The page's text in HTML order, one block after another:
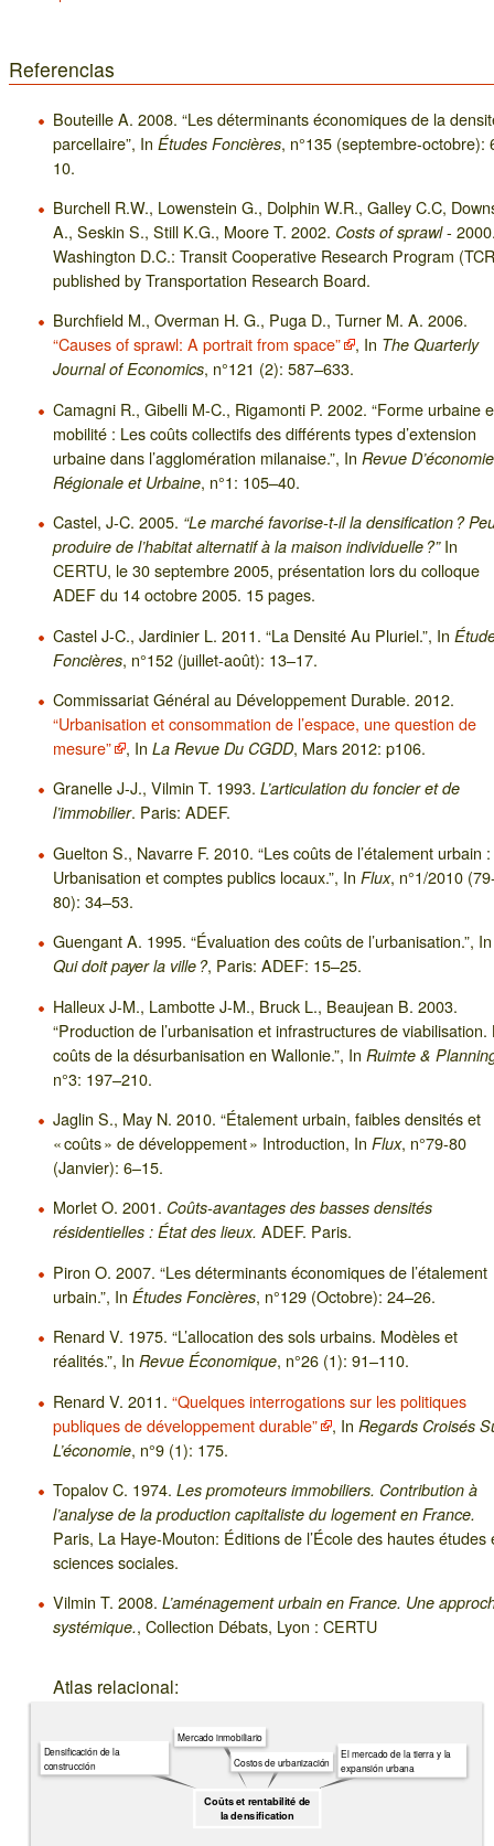
Referencias
Bouteille A. 2008. “Les déterminants économiques de la
parcellaire”, In Études Foncières, n°135 (septembre-octobre):
10.
Burchell R.W., Lowenstein G., Dolphin W.R., Galley C.C,
A., Seskin S., Still K.G., Moore T. 2002. Costs of sprawl-
Washington D.C.: Transit Cooperative Research Program
published by Transportation Research Board.
Burchfield M., Overman H. G., Puga D., Turner M. A. 2006.
“Causes of sprawl: A portrait from space”
, In The Quarterly
Journal of Economics, n°121 (2): 587–633.
Camagni R., Gibelli M-C., Rigamonti P. 2002. “Forme urbaine
mobilité : Les coûts collectifs des différents types d’extension
urbaine dans l’agglomération milanaise.”, In Revue D’économie
Régionale et Urbaine, n°1: 105–40.
Castel, J-C. 2005. “Le marché favorise-t-il la densification ?
produire de l’habitat alternatif à la maison individuelle ?”In
CERTU, le 30 septembre 2005, présentation lors du colloque
ADEF du 14 octobre 2005. 15 pages.
Castel J-C., Jardinier L. 2011. “La Densité Au Pluriel.”, In
Foncières, n°152 (juillet-août): 13–17.
Commissariat Général au Développement Durable. 2012.
“Urbanisation et consommation de l’espace, une question de
mesure”
, In La Revue Du CGDD, Mars 2012: p106.
Granelle J-J., Vilmin T. 1993. L’articulation du foncier et de
l’immobilier. Paris: ADEF.
Guelton S., Navarre F. 2010. “Les coûts de l’étalement urbain :
Urbanisation et comptes publics locaux.”, In Flux, n°1/2010
80): 34–53.
Guengant A. 1995. “Évaluation des coûts de l’urbanisation.”, In
Qui doit payer la ville ?, Paris: ADEF: 15–25.
Halleux J-M., Lambotte J-M., Bruck L., Beaujean B. 2003.
“Production de l’urbanisation et infrastructures de viabilisation.
coûts de la désurbanisation en Wallonie.”, In Ruimte &
n°3: 197–210.
Jaglin S., May N. 2010. “Étalement urbain, faibles densités et
« coûts » de développement » Introduction, In Flux, n°79-80
(Janvier): 6–15.
Morlet O. 2001. Coûts-avantages des basses densités
résidentielles : État des lieux. ADEF. Paris.
Piron O. 2007. “Les déterminants économiques de l’étalement
urbain.”, In Études Foncières, n°129 (Octobre): 24–26.
Renard V. 1975. “L’allocation des sols urbains. Modèles et
réalités.”, In Revue Économique, n°26 (1): 91–110.
Renard V. 2011. “Quelques interrogations sur les politiques
publiques de développement durable”
, In Regards Croisés
L’économie, n°9 (1): 175.
Topalov C. 1974. Les promoteurs immobiliers. Contribution à
l’analyse de la production capitaliste du logement en France.
Paris, La Haye-Mouton: Éditions de l’École des hautes études
sciences sociales.
Vilmin T. 2008. L’aménagement urbain en France. Une
systémique., Collection Débats, Lyon : CERTU
Atlas relacional:
Coûts et rentabilité de
la densification
El mercado de la tierra y la
expansión urbana
Costos de urbanización
Mercado inmobiliario
Densificación de la
construcción